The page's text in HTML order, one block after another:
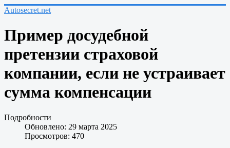
Autosecret.net
Пример досудебной
претензии страховой
компании, если не устраивает
сумма компенсации
Подробности
Обновлено: 29 марта 2025
Просмотров: 470